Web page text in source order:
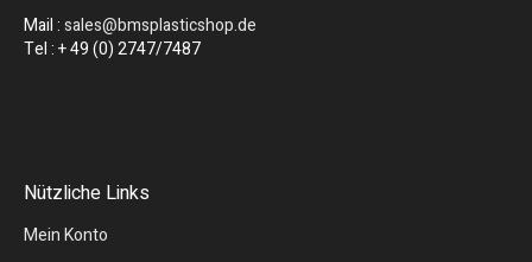
Mail :sales@bmsplasticshop.de
Tel : + 49 (0) 2747/7487
Nützliche Links
Mein Konto